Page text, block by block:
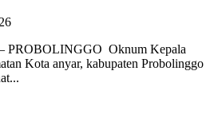
PROBOLINGGO Oknum Kepala
Kota anyar, kabupaten Probolinggo